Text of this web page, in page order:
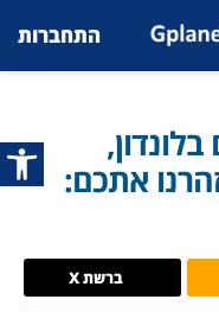
פתח
התחברות
אתכם:
ברשת X